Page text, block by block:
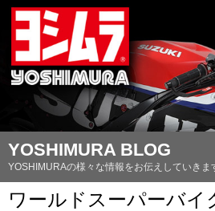
YOSHIMURA BLOG
YOSHIMURAの様々な情報をお伝えしていきま
ワールドスーパーバイ